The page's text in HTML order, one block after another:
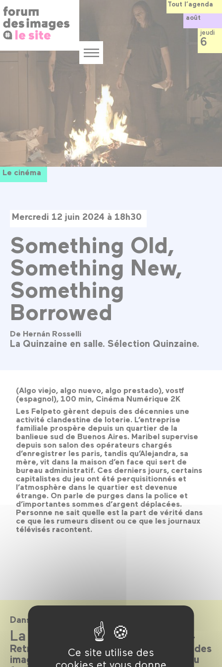
Ce site utilise des
cookies et vous donne
au
contenu
principal
Menu
Le cinéma
Mercredi 12 juin 2024 à 18h30
Something Old,
Something New,
Something
Borrowed
De Hernán Rosselli
La Quinzaine en salle. Sélection Quinzaine.
(Algo viejo, algo nuevo, algo prestado), vostf
(espagnol), 100 min, Cinéma Numérique 2K
Les Felpeto gèrent depuis des décennies une
activité clandestine de loterie. L’entreprise
familiale prospère depuis un quartier de la
banlieue sud de Buenos Aires. Maribel supervise
depuis son salon des opérateurs chargés
d’enregistrer les paris, tandis qu’Alejandra, sa
mère, vit dans la maison d’en face qui sert de
bureau administratif. Ces derniers jours, certains
capitalistes du jeu ont été perquisitionnés et
l’atmosphère dans le quartier est devenue
étrange. On parle de purges dans la police et
d’importantes sommes d’argent déplacées.
Personne ne sait quelle est la part de vérité dans
ce que les rumeurs disent ou ce que les journaux
télévisés racontent.
Dans le cadre de
La Quinzaine en salle 2024
Retrouvez la sélection 2024 au Forum des
images pour une version augmentée du
Tout l’agenda
août
jeudi
6